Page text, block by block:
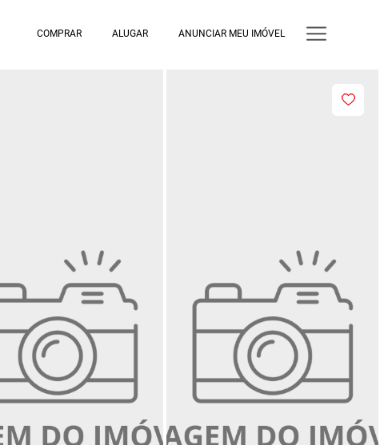
COMPRAR ALUGAR ANUNCIAR MEU IMÓVEL